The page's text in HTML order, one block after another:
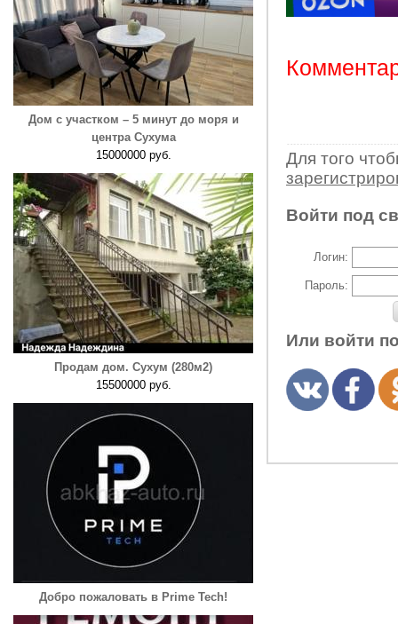
Дом с участком – 5 минут до моря и
центра Сухума
15000000 руб.
Продам дом. Сухум (280м2)
15500000 руб.
Добро пожаловать в Prime Tech!
Для того
Войти под
Логин:
Пароль:
Или войти